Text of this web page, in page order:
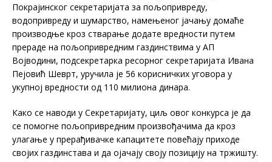
Покрајинског секретаријата за пољопривреду,
водопривреду и шумарство, намењеног јачању домаће
производње кроз стварање додате вредности путем
прераде на пољопривредним газдинствима у АП
Војводини, подсекретарка ресорног секретаријата Ивана
Пејовић Шеврт, уручила је 56 корисничких уговора у
укупној вредности од 110 милиона динара.
Како се наводи у Секретаријату, циљ овог конкурса је да
се помогне пољопривредним произвођачима да кроз
улагање у прерађивачке капацитете повећају приходе
својих газдинстава и да ојачају своју позицију на тржишту.